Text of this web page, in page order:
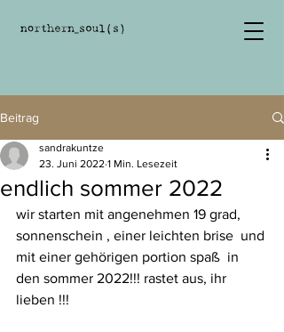
Beitrag
endlich sommer 2022
sandrakuntze
23. Juni 2022 1 Min. Lesezeit
wir starten mit angenehmen 19 grad,
sonnenschein , einer leichten brise  und
mit einer gehörigen portion spaß  in
den sommer 2022!!! rastet aus, ihr
lieben !!!